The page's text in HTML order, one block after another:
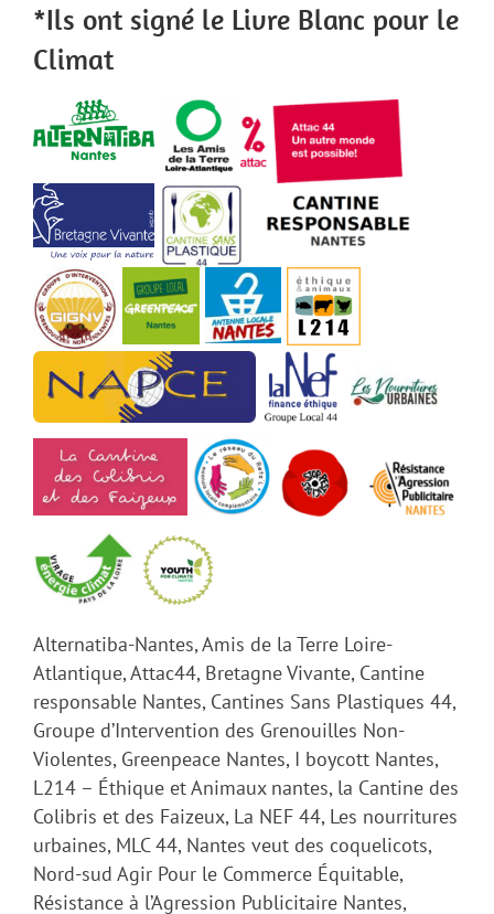
*Ils ont signé le Livre Blanc pour le
Climat
Alternatiba-Nantes, Amis de la Terre Loire-
Atlantique, Attac44, Bretagne Vivante, Cantine
responsable Nantes, Cantines Sans Plastiques 44,
Groupe d’Intervention des Grenouilles Non-
Violentes, Greenpeace Nantes, I boycott Nantes,
L214 – Éthique et Animaux nantes, la Cantine des
Colibris et des Faizeux, La NEF 44, Les nourritures
urbaines, MLC 44, Nantes veut des coquelicots,
Nord-sud Agir Pour le Commerce Équitable,
Résistance à l’Agression Publicitaire Nantes,